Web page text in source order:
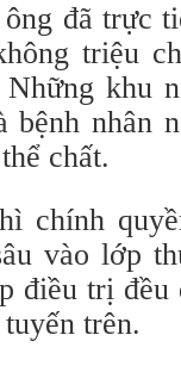
đã trực
triệu
khu
bệnh nhân
chất.
chính
vào lớp
điều trị đều
trên.